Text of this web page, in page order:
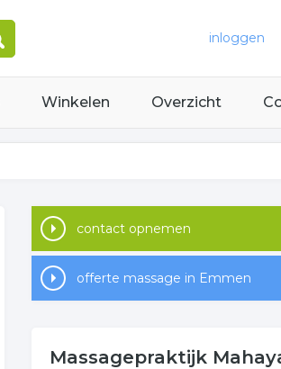
inloggen
Winkelen Overzicht
contact opnemen
offerte massage in Emmen
Massagepraktijk